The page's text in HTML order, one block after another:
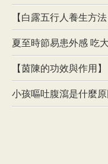
【白露五行人養生方
夏至時節易患外感 吃
【茵陳的功效與作用】
小孩嘔吐腹瀉是什麼原